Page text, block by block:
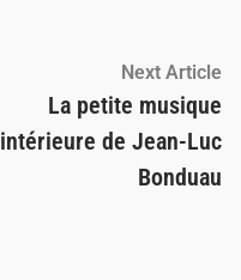
Next Article
La petite musique
intérieure de Jean-Luc
Bonduau